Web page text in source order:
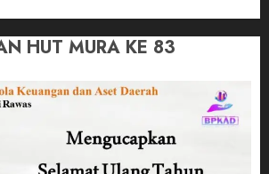
HUT MURA KE 83